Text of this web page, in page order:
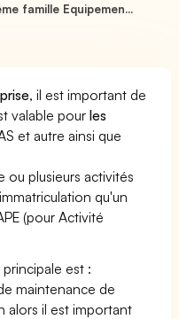
famille Equipemen...
, il est important de
valable pourles
et autre ainsi que
ou plusieurs activités
qu'un
(pour Activité
est :
maintenance de
alors il est important